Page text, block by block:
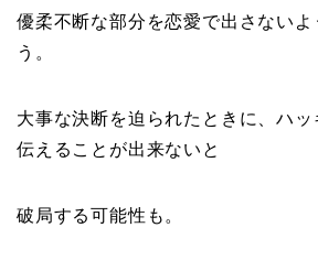
優柔不断な部分を恋愛で出さないよ
う。
大事な決断を迫られたときに、ハ
伝えることが出来ないと
破局する可能性も。